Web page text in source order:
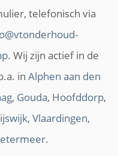
telefonisch via
. Wij zijn actief in de
in Alphen aan den
, Gouda, Hoofddorp,
, Vlaardingen,
.